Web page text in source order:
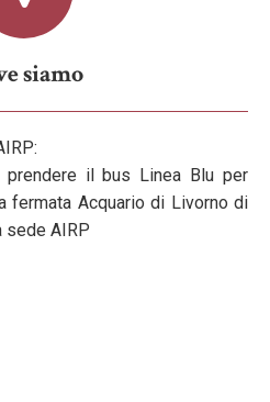
siamo
prendere il bus Linea Blu per
fermata Acquario di Livorno di
sede AIRP